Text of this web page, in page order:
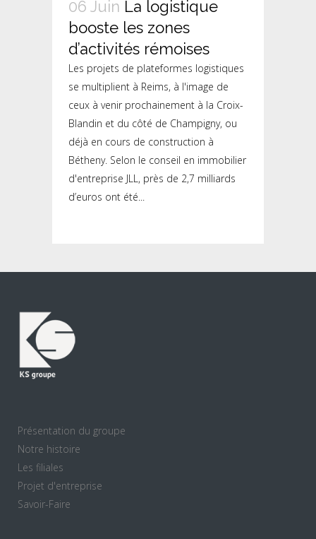
06 Juin La logistique
booste les zones
d’activités rémoises
Les projets de plateformes logistiques
se multiplient à Reims, à l'image de
ceux à venir prochainement à la Croix-
Blandin et du côté de Champigny, ou
déjà en cours de construction à
Bétheny. Selon le conseil en immobilier
d'entreprise JLL, près de 2,7 milliards
d’euros ont été...
Présentation du groupe
Notre histoire
Les filiales
Projet d'entreprise
Savoir-Faire